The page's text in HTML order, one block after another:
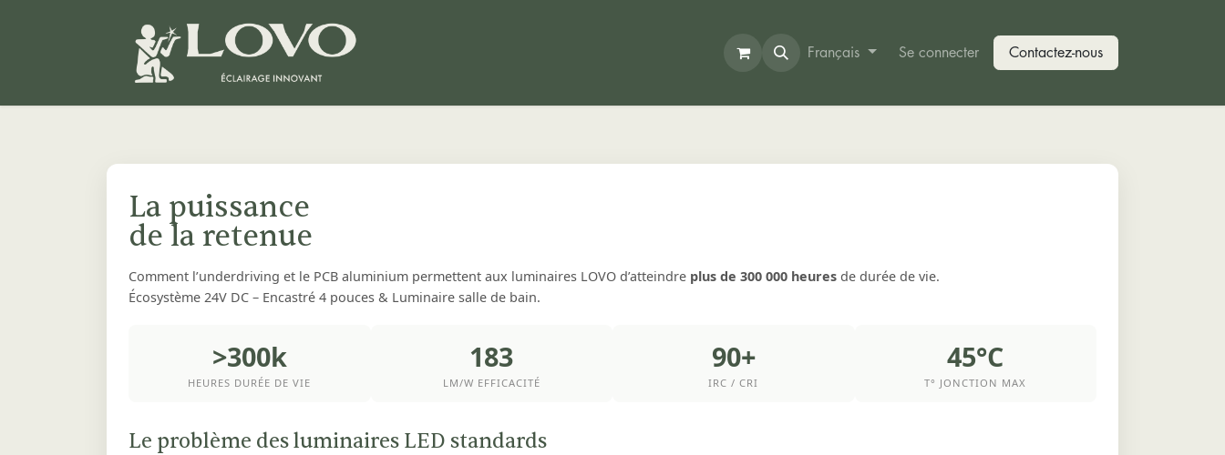
Contact Blogue Contact SOMELEC Lecture de plan (Multiplex)
Français Se connecter Contactez-nous
La puissance
de la retenue
Comment l’underdriving et le PCB aluminium permettent aux luminaires LOVO d’atteindre plus de 300 000 heures de durée de vie.
Écosystème 24V DC – Encastré 4 pouces & Luminaire salle de bain.
>300k
HEURES DURÉE DE VIE
183
LM/W EFFICACITÉ
90+
IRC / CRI
45°C
T° JONCTION MAX
Le problème des luminaires LED standards